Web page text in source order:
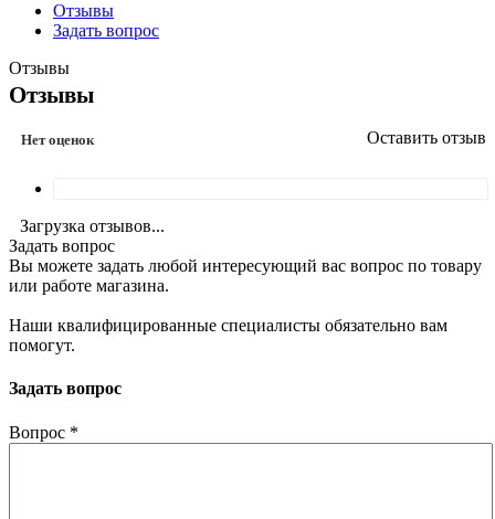
Отзывы
Задать вопрос
Отзывы
Отзывы
Нет оценок Оставить отзыв
Загрузка отзывов...
Задать вопрос
Вы можете задать любой интересующий вас вопрос по товару
или работе магазина.
Наши квалифицированные специалисты обязательно вам
помогут.
Задать вопрос
Вопрос *